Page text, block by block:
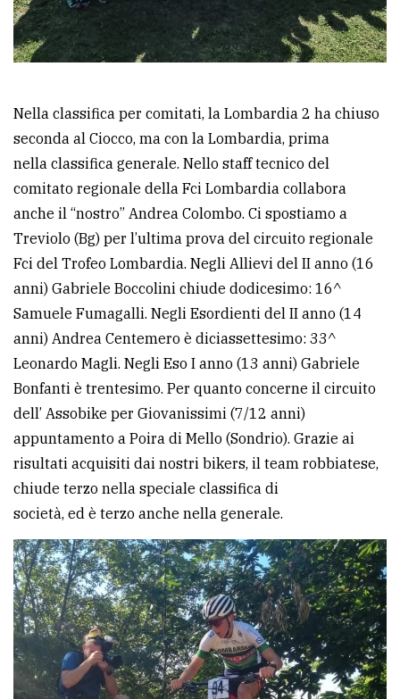
Nella classifica per comitati, la Lombardia 2 ha chiuso
seconda al Ciocco, ma con la Lombardia, prima
nella classifica generale. Nello staff tecnico del
comitato regionale della Fci Lombardia collabora
anche il “nostro” Andrea Colombo. Ci spostiamo a
Treviolo (Bg) per l’ultima prova del circuito regionale
Fci del Trofeo Lombardia. Negli Allievi del II anno (16
anni) Gabriele Boccolini chiude dodicesimo: 16^
Samuele Fumagalli. Negli Esordienti del II anno (14
anni) Andrea Centemero è diciassettesimo: 33^
Leonardo Magli. Negli Eso I anno (13 anni) Gabriele
Bonfanti è trentesimo. Per quanto concerne il circuito
dell’ Assobike per Giovanissimi (7/12 anni)
appuntamento a Poira di Mello (Sondrio). Grazie ai
risultati acquisiti dai nostri bikers, il team robbiatese,
chiude terzo nella speciale classifica di
società, ed è terzo anche nella generale.